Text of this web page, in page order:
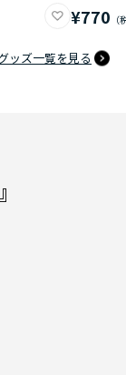
¥770
ッズ一覧を見る